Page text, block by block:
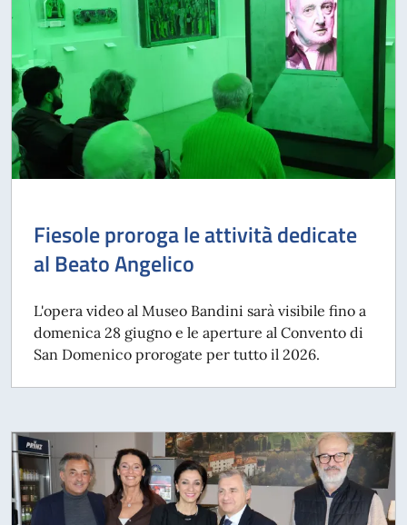
Fiesole proroga le attività dedicate
al Beato Angelico
L'opera video al Museo Bandini sarà visibile fino a
domenica 28 giugno e le aperture al Convento di
San Domenico prorogate per tutto il 2026.